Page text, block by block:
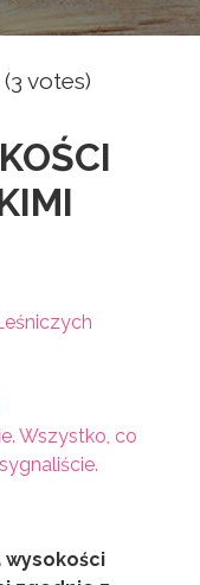
votes)
Wszystko, co